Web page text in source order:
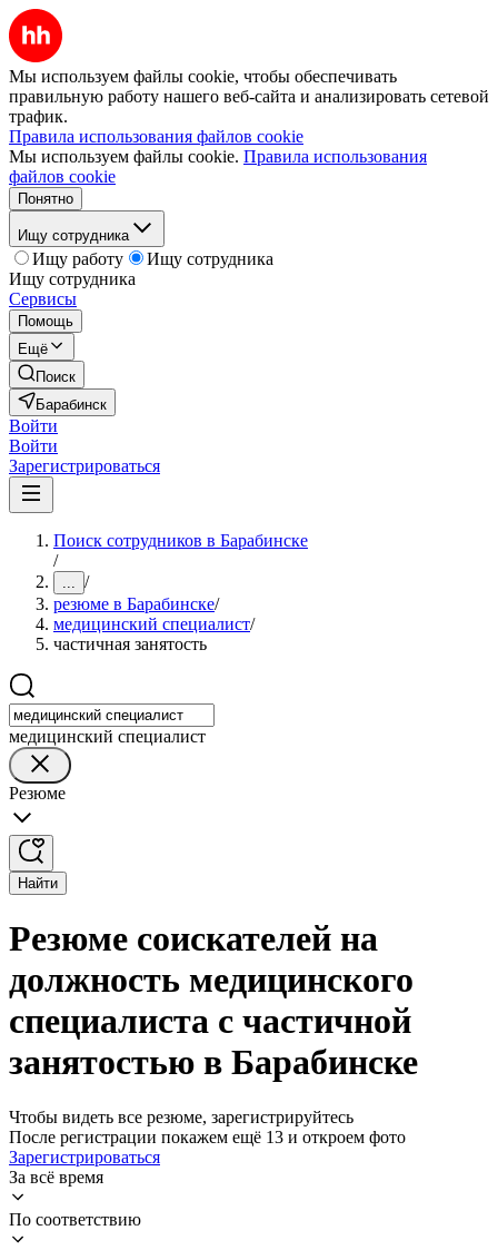
Мы используем файлы cookie, чтобы обеспечивать
правильную работу нашего веб-сайта и анализировать сетевой
трафик.
Правила использования файлов cookie
Мы используем файлы cookie. Правила использования
файлов cookie
Понятно
Ищу сотрудника
Ищу работу
Ищу сотрудника
Ищу сотрудника
Сервисы
Помощь
Ещё
Поиск
Барабинск
Войти
Войти
Зарегистрироваться
Поиск сотрудников в Барабинске
/
... /
резюме в Барабинске/
медицинский специалист/
частичная занятость
медицинский специалист
Резюме
Найти
Резюме соискателей на
должность медицинского
специалиста с частичной
занятостью в Барабинске
Чтобы видеть все резюме, зарегистрируйтесь
После регистрации покажем ещё 13 и откроем фото
Зарегистрироваться
За всё время
По соответствию